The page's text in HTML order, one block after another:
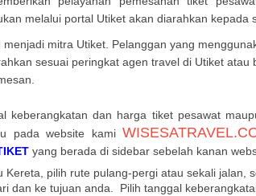
melalui portal Utiket akan diarahkan kepada
mitra Utiket. Pelanggan yang
sesuai peringkat agen travel di Utiket atau
keberangkatan dan harga tiket pesawat
pada website kami
yang berada di sidebar sebelah kanan
Kereta, pilih rute pulang-pergi atau sekali jalan,
dan ke tujuan anda. Pilih tanggal